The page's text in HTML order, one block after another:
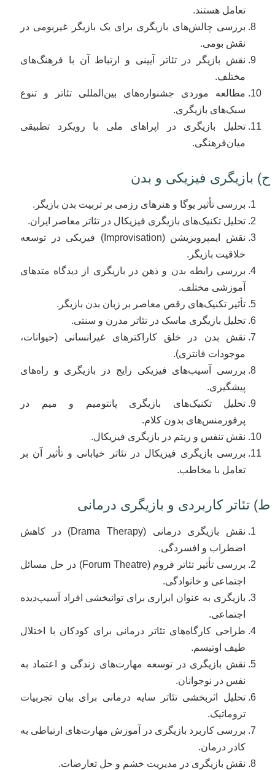
تعامل هستند.
بررسی چالش‌های بازیگری برای یک بازیگر غیربومی در
نقش بومی.
نقش بازیگر در تئاتر آیینی و ارتباط آن با فرهنگ‌های
مختلف.
مطالعه موردی جشنواره‌های بین‌المللی تئاتر و تنوع
سبک‌های بازیگری.
تحلیل بازیگری در اپراهای ملی با رویکرد تطبیقی
میان‌فرهنگی.
ح) بازیگری فیزیکی و بدن
بررسی تأثیر یوگا و هنرهای رزمی بر تربیت بدن بازیگر.
تحلیل تکنیک‌های بازیگری فیزیکال در تئاتر معاصر ایران.
نقش ایمپرویزیشن (Improvisation) فیزیکی در توسعه
خلاقیت بازیگر.
بررسی رابطه بدن و ذهن در بازیگری از دیدگاه متدهای
آموزشی مختلف.
تأثیر تکنیک‌های رقص معاصر بر زبان بدن بازیگر.
تحلیل بازیگری ماسک در تئاتر مدرن و سنتی.
نقش بدن در خلق کاراکترهای غیرانسانی (حیوانات،
موجودات فانتزی).
بررسی آسیب‌های فیزیکی رایج در بازیگری و راه‌های
پیشگیری.
تحلیل تکنیک‌های بازیگری پانتومیم و میم در
پرفورمنس‌های بدون کلام.
نقش تنفس و ریتم در بازیگری فیزیکال.
بررسی بازیگری فیزیکال در تئاتر خیابانی و تأثیر آن بر
تعامل با مخاطب.
ط) تئاتر کاربردی و بازیگری درمانی
نقش بازیگری درمانی (Drama Therapy) در کاهش
اضطراب و افسردگی.
بررسی تأثیر تئاتر فروم (Forum Theatre) در حل مسائل
اجتماعی و خانوادگی.
بازیگری به عنوان ابزاری برای توانبخشی افراد آسیب‌دیده
اجتماعی.
طراحی کارگاه‌های تئاتر درمانی برای کودکان با اختلال
طیف اوتیسم.
نقش بازیگری در توسعه مهارت‌های زندگی و اعتماد به
نفس در نوجوانان.
تحلیل اثربخشی تئاتر سایه درمانی برای بیان تجربیات
تروماتیک.
بررسی کاربرد بازیگری در آموزش مهارت‌های ارتباطی به
کادر درمان.
نقش بازیگری در مدیریت خشم و حل تعارضات.